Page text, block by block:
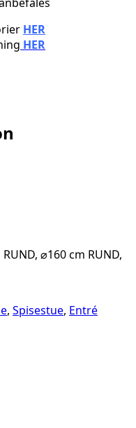
HER
HER
⌀160 cm RUND,
, Spisestue, Entré